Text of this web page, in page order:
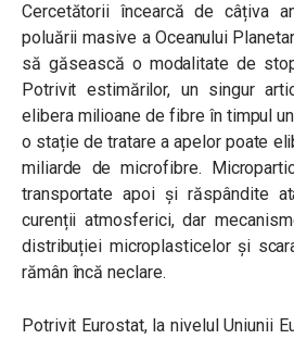
Cercetătorii încearcă de câțiva
poluării masive a Oceanului
să găsească o modalitate de
Potrivit estimărilor, un singur
elibera milioane de fibre în timpul
o stație de tratare a apelor poate
miliarde de microfibre.
transportate apoi și răspândite
curenții atmosferici, dar
distribuției microplasticelor și
rămân încă neclare.
Potrivit Eurostat, la nivelul Uniunii